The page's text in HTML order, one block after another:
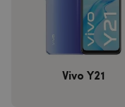
Vivo Y21